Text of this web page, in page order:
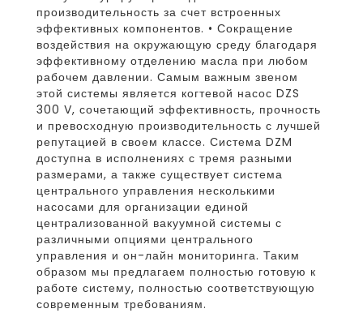
производительность за счет встроенных
эффективных компонентов. • Сокращение
воздействия на окружающую среду благодаря
эффективному отделению масла при любом
рабочем давлении. Самым важным звеном
этой системы является когтевой насос DZS
300 V, сочетающий эффективность, прочность
и превосходную производительность с лучшей
репутацией в своем классе. Система DZM
доступна в исполнениях с тремя разными
размерами, а также существует система
центрального управления несколькими
насосами для организации единой
централизованной вакуумной системы с
различными опциями центрального
управления и он-лайн мониторинга. Таким
образом мы предлагаем полностью готовую к
работе систему, полностью соответствующую
современным требованиям.